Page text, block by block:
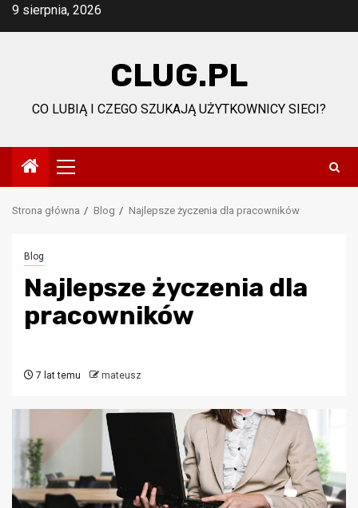
Przejdź
9 sierpnia, 2026
CLUG.PL
CO LUBIĄ I CZEGO SZUKAJĄ UŻYTKOWNICY SIECI?
Menu
główne
Strona główna Blog Najlepsze życzenia dla pracowników
Blog
Najlepsze życzenia dla
pracowników
7 lat temu mateusz